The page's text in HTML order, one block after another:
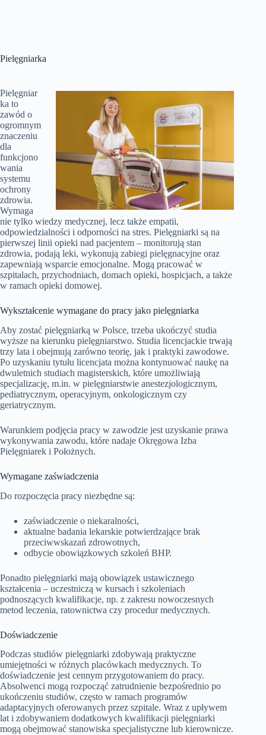
Pielęgniarka
Pielęgniar
ka to
zawód o
ogromnym
znaczeniu
dla
funkcjono
wania
systemu
ochrony
zdrowia.
Wymaga
nie tylko wiedzy medycznej, lecz także empatii,
odpowiedzialności i odporności na stres. Pielęgniarki są na
pierwszej linii opieki nad pacjentem – monitorują stan
zdrowia, podają leki, wykonują zabiegi pielęgnacyjne oraz
zapewniają wsparcie emocjonalne. Mogą pracować w
szpitalach, przychodniach, domach opieki, hospicjach, a także
w ramach opieki domowej.
Wykształcenie wymagane do pracy jako pielęgniarka
Aby zostać pielęgniarką w Polsce, trzeba ukończyć studia
wyższe na kierunku pielęgniarstwo. Studia licencjackie trwają
trzy lata i obejmują zarówno teorię, jak i praktyki zawodowe.
Po uzyskaniu tytułu licencjata można kontynuować naukę na
dwuletnich studiach magisterskich, które umożliwiają
specjalizację, m.in. w pielęgniarstwie anestezjologicznym,
pediatrycznym, operacyjnym, onkologicznym czy
geriatrycznym.
Warunkiem podjęcia pracy w zawodzie jest uzyskanie prawa
wykonywania zawodu, które nadaje Okręgowa Izba
Pielęgniarek i Położnych.
Wymagane zaświadczenia
Do rozpoczęcia pracy niezbędne są:
zaświadczenie o niekaralności,
aktualne badania lekarskie potwierdzające brak
przeciwwskazań zdrowotnych,
odbycie obowiązkowych szkoleń BHP.
Ponadto pielęgniarki mają obowiązek ustawicznego
kształcenia – uczestniczą w kursach i szkoleniach
podnoszących kwalifikacje, np. z zakresu nowoczesnych
metod leczenia, ratownictwa czy procedur medycznych.
Doświadczenie
Podczas studiów pielęgniarki zdobywają praktyczne
umiejętności w różnych placówkach medycznych. To
doświadczenie jest cennym przygotowaniem do pracy.
Absolwenci mogą rozpocząć zatrudnienie bezpośrednio po
ukończeniu studiów, często w ramach programów
adaptacyjnych oferowanych przez szpitale. Wraz z upływem
lat i zdobywaniem dodatkowych kwalifikacji pielęgniarki
mogą obejmować stanowiska specjalistyczne lub kierownicze.